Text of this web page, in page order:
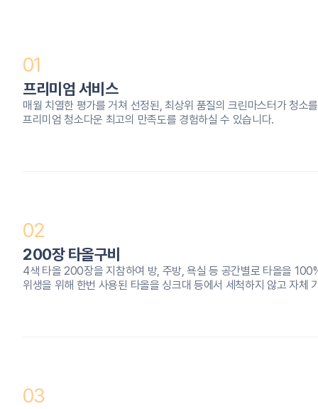
01
프리미엄 서비스
매월 치열한 평가를 거쳐 선정된, 최상위 품질의 크린마스터가 청소
프리미엄 청소다운 최고의 만족도를 경험하실 수 있습니다.
02
200장 타올구비
4색 타올 200장을 지참하여 방, 주방, 욕실 등 공간별로 타올을
위생을 위해 한번 사용된 타올을 싱크대 등에서 세척하지 않고 자체
03